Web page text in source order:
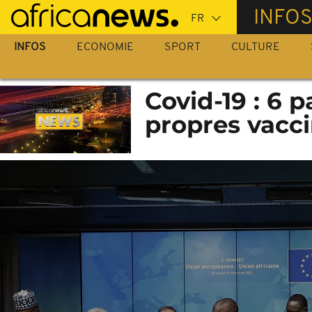
Passer
au
contenu
INFOS
INFOS ECONOMIE SPORT CULTURE
Covid-19 : 6
propres